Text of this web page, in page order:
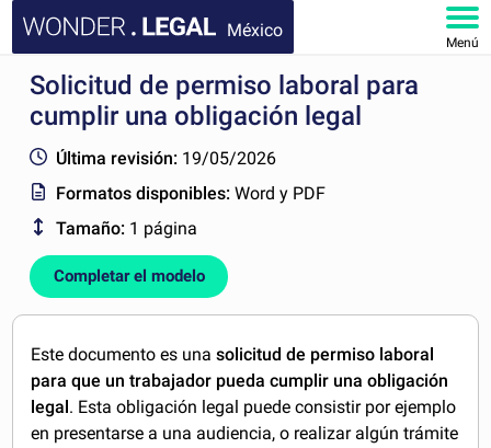
México
Menú
INICIO
FAQ
MI CUENTA
Solicitud de permiso laboral para
cumplir una obligación legal
Última revisión: 19/05/2026
Formatos disponibles:Word y PDF
Tamaño: 1 página
Completar el modelo
Este documento es unasolicitud de permiso laboral
para que un trabajador pueda cumplir una obligación
legal . Esta obligación legal puede consistir por ejemplo
en presentarse a una audiencia, o realizar algún trámite